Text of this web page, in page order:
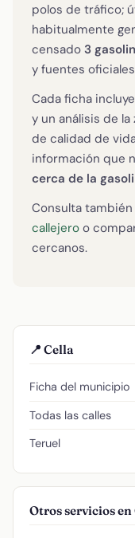
polos de tráfico;
habitualmente
censado 3
y fuentes
Cada ficha
y un análisis de
de calidad de
información que
cerca de la
Consulta también
callejero o
cercanos.
📍 Cella
Ficha del municipio
Todas las calles
Teruel
Otros servicios en